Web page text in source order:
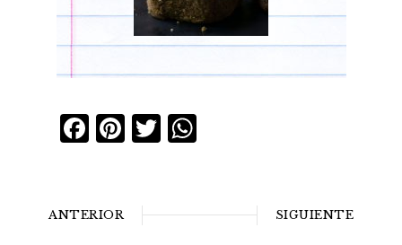
Facebook
Pinterest
Twitter
WhatsApp
ANTERIOR SIGUIENTE